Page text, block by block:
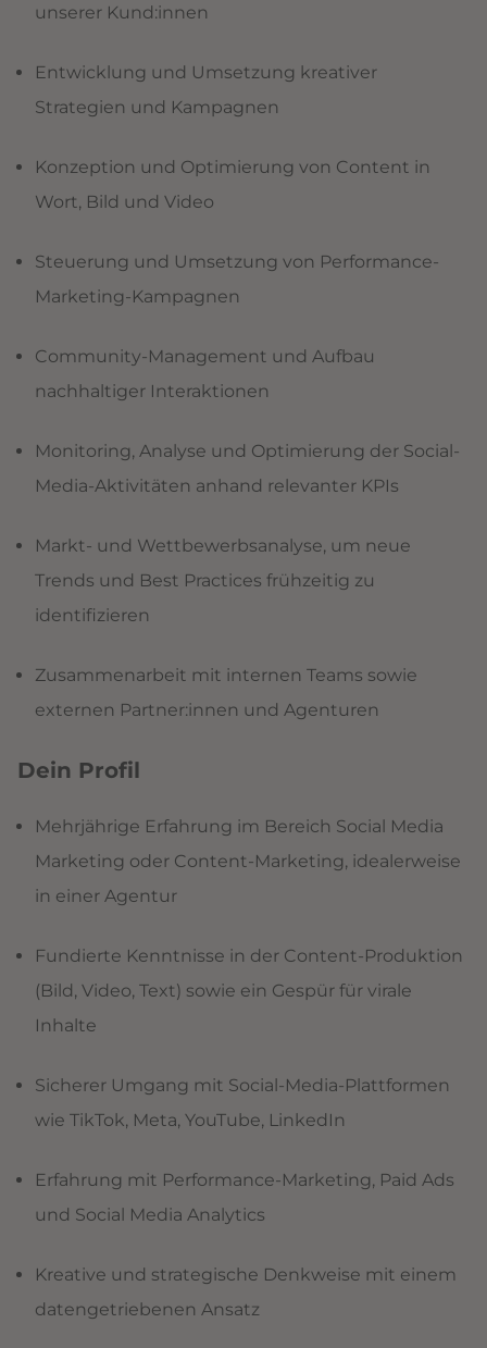
unserer Kund:innen
Entwicklung und Umsetzung kreativer
Strategien und Kampagnen
Konzeption und Optimierung von Content in
Wort, Bild und Video
Steuerung und Umsetzung von Performance-
Marketing-Kampagnen
Community-Management und Aufbau
nachhaltiger Interaktionen
Monitoring, Analyse und Optimierung der Social-
Media-Aktivitäten anhand relevanter KPIs
Markt- und Wettbewerbsanalyse, um neue
Trends und Best Practices frühzeitig zu
identifizieren
Zusammenarbeit mit internen Teams sowie
externen Partner:innen und Agenturen
Dein Profil
Mehrjährige Erfahrung im Bereich Social Media
Marketing oder Content-Marketing, idealerweise
in einer Agentur
Fundierte Kenntnisse in der Content-Produktion
(Bild, Video, Text) sowie ein Gespür für virale
Inhalte
Sicherer Umgang mit Social-Media-Plattformen
wie TikTok, Meta, YouTube, LinkedIn
Erfahrung mit Performance-Marketing, Paid Ads
und Social Media Analytics
Kreative und strategische Denkweise mit einem
datengetriebenen Ansatz